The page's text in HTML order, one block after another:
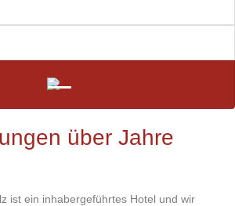
über Jahre
ist ein inhabergeführtes Hotel und wir